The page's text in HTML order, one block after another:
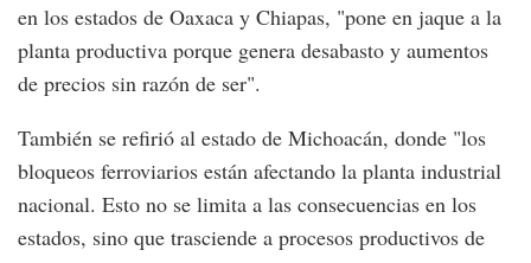
en los estados de Oaxaca y Chiapas, "pone en jaque a la
planta productiva porque genera desabasto y aumentos
de precios sin razón de ser".
También se refirió al estado de Michoacán, donde "los
bloqueos ferroviarios están afectando la planta industrial
nacional. Esto no se limita a las consecuencias en los
estados, sino que trasciende a procesos productivos de